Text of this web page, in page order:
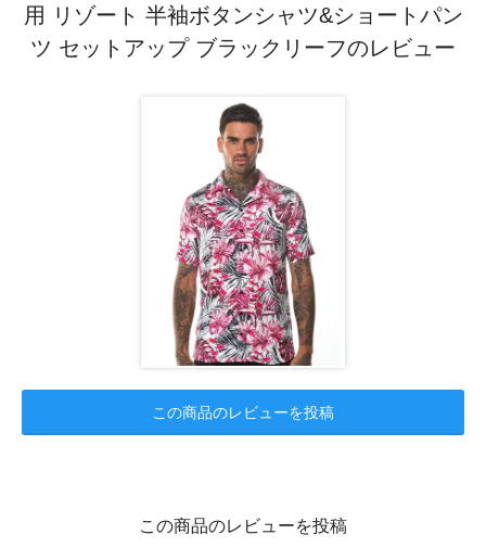
用 リゾート 半袖ボタンシャツ&ショートパン
ツ セットアップ ブラックリーフのレビュー
この商品のレビューを投稿
この商品のレビューを投稿